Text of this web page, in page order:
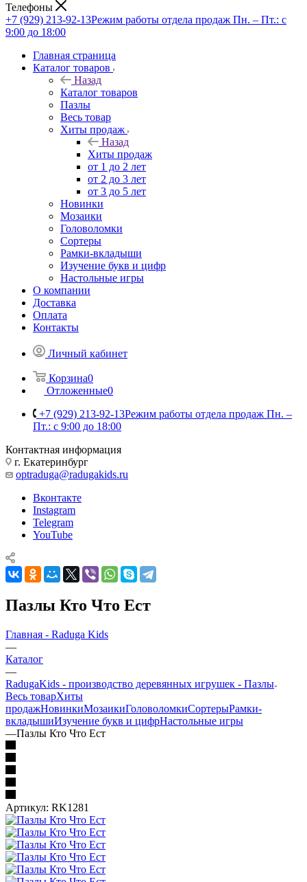
Телефоны
+7 (929) 213-92-13Режим работы отдела продаж Пн. – Пт.: с
9:00 до 18:00
Главная страница
Каталог товаров
Назад
Каталог товаров
Пазлы
Весь товар
Хиты продаж
Назад
Хиты продаж
от 1 до 2 лет
от 2 до 3 лет
от 3 до 5 лет
Новинки
Мозаики
Головоломки
Сортеры
Рамки-вкладыши
Изучение букв и цифр
Настольные игры
О компании
Доставка
Оплата
Контакты
Личный кабинет
Корзина0
Отложенные0
+7 (929) 213-92-13Режим работы отдела продаж Пн. –
Пт.: с 9:00 до 18:00
Контактная информация
г. Екатеринбург
optraduga@radugakids.ru
Вконтакте
Instagram
Telegram
YouTube
Пазлы Кто Что Ест
Главная - Raduga Kids
—
Каталог
—
RadugaKids - производство деревянных игрушек - Пазлы
Весь товарХиты
продажНовинкиМозаикиГоловоломкиСортерыРамки-
вкладышиИзучение букв и цифрНастольные игры
—Пазлы Кто Что Ест
Артикул: RK1281